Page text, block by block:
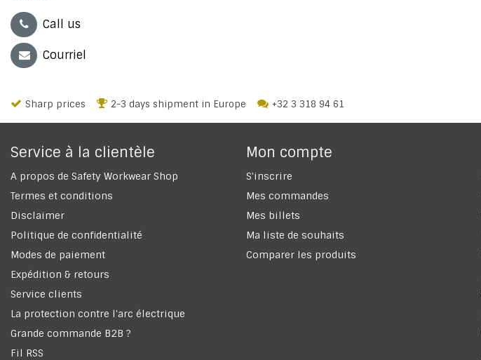
Call us
Courriel
Sharp prices 2-3 days shipment in Europe +32 3 318 94 61
Service à la clientèle
A propos de Safety Workwear Shop
Termes et conditions
Disclaimer
Politique de confidentialité
Modes de paiement
Expédition & retours
Service clients
La protection contre l'arc électrique
Grande commande B2B ?
Fil RSS
Mon compte
S'inscrire
Mes commandes
Mes billets
Ma liste de souhaits
Comparer les produits